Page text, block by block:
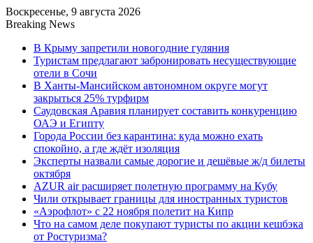
Воскресенье, 9 августа 2026
Breaking News
В Крыму запретили новогодние гуляния
Туристам предлагают забронировать несуществующие
отели в Сочи
В Ханты-Мансийском автономном округе могут
закрыться 25% турфирм
Саудовская Аравия планирует составить конкуренцию
ОАЭ и Египту
Города России без карантина: куда можно ехать
спокойно, а где ждёт изоляция
Эксперты назвали самые дорогие и дешёвые ж/д билеты
октября
AZUR air расширяет полетную программу на Кубу
Чили открывает границы для иностранных туристов
«Аэрофлот» с 22 ноября полетит на Кипр
Что на самом деле покупают туристы по акции кешбэка
от Ростуризма?